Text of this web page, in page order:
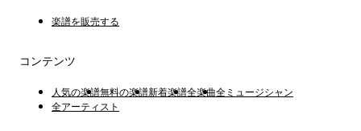
楽譜を販売する
コンテンツ
人気の楽譜無料の楽譜新着楽譜全楽曲全ミュージシャン
全アーティスト